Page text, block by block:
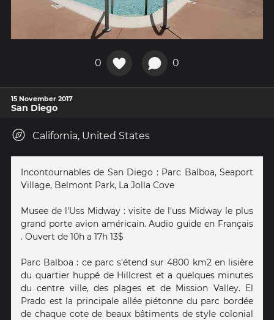
0 0
15 November 2017
San Diego
California, United States
Incontournables de San Diego : Parc Balboa, Seaport
Village, Belmont Park, La Jolla Cove
Musee de l'Uss Midway : visite de l'uss Midway le plus
grand porte avion américain. Audio guide en Français
. Ouvert de 10h a 17h 13$
Parc Balboa : ce parc s'étend sur 4800 km2 en lisière
du quartier huppé de Hillcrest et a quelques minutes
du centre ville, des plages et de Mission Valley. El
Prado est la principale allée piétonne du parc bordée
de chaque cote de beaux bâtiments de style colonial